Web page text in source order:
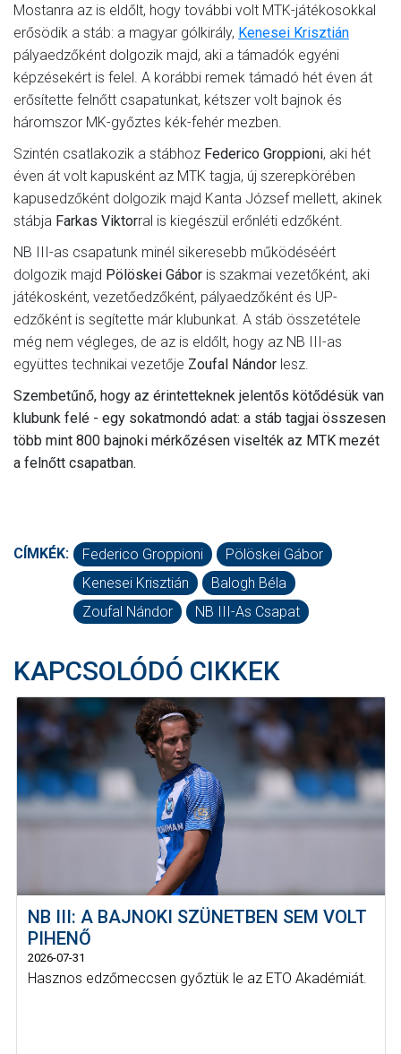
Mostanra az is eldőlt, hogy további volt MTK-játékosokkal
erősödik a stáb: a magyar gólkirály, Kenesei Krisztián
pályaedzőként dolgozik majd, aki a támadók egyéni
képzésekért is felel. A korábbi remek támadó hét éven át
erősítette felnőtt csapatunkat, kétszer volt bajnok és
háromszor MK-győztes kék-fehér mezben.
Szintén csatlakozik a stábhoz Federico Groppioni, aki hét
éven át volt kapusként az MTK tagja, új szerepkörében
kapusedzőként dolgozik majd Kanta József mellett, akinek
stábja Farkas Viktorral is kiegészül erőnléti edzőként.
NB III-as csapatunk minél sikeresebb működéséért
dolgozik majd Pölöskei Gábor is szakmai vezetőként, aki
játékosként, vezetőedzőként, pályaedzőként és UP-
edzőként is segítette már klubunkat. A stáb összetétele
még nem végleges, de az is eldőlt, hogy az NB III-as
együttes technikai vezetője Zoufal Nándor lesz.
Szembetűnő, hogy az érintetteknek jelentős kötődésük van
klubunk felé - egy sokatmondó adat: a stáb tagjai összesen
több mint 800 bajnoki mérkőzésen viselték az MTK mezét
a felnőtt csapatban.
CÍMKÉK: Federico Groppioni
Pölöskei Gábor
Kenesei Krisztián
Balogh Béla
Zoufal Nándor
NB III-As Csapat
KAPCSOLÓDÓ CIKKEK
NB III: A BAJNOKI SZÜNETBEN SEM VOLT
PIHENŐ
2026-07-31
Hasznos edzőmeccsen győztük le az ETO Akadémiát.